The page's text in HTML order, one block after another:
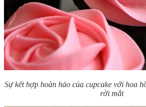
Sự kết hợp hoàn hảo của cupcake với hoa
rời mắt